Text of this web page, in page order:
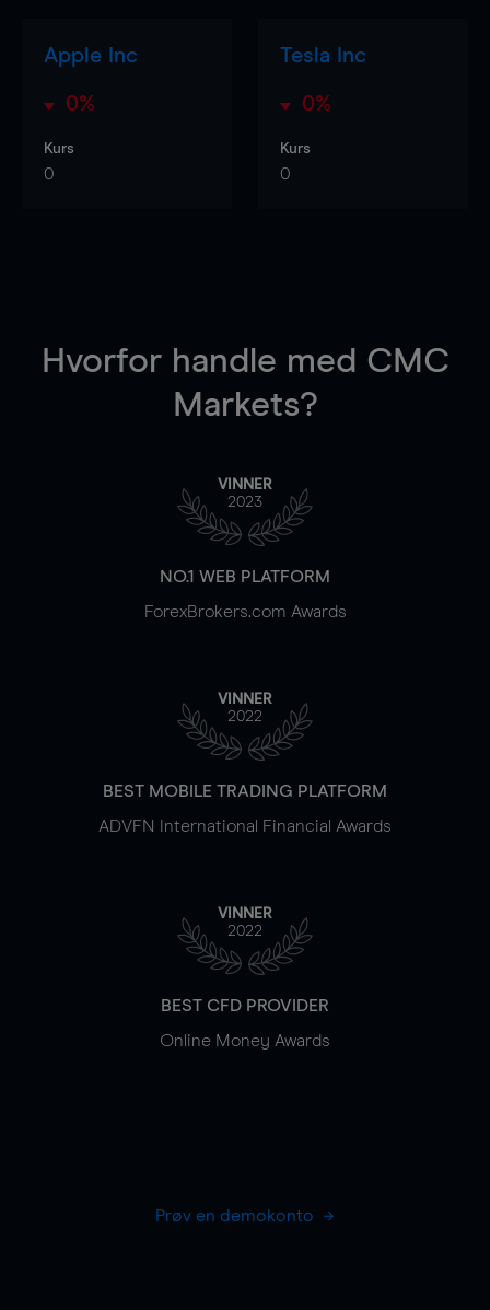
Apple Inc
0%
Kurs
0
Tesla Inc
0%
Kurs
0
Hvorfor handle med CMC
Markets?
VINNER
2023
NO.1 WEB PLATFORM
ForexBrokers.com Awards
VINNER
2022
BEST MOBILE TRADING PLATFORM
ADVFN International Financial Awards
VINNER
2022
BEST CFD PROVIDER
Online Money Awards
Prøv en demokonto